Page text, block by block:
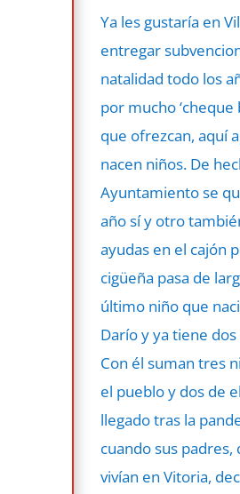
Ya les gustaría en
entregar
natalidad todo los
por mucho ‘cheque
que ofrezcan, aquí
nacen niños. De
Ayuntamiento se
año sí y otro
ayudas en el cajón
cigüeña pasa de
último niño que
Darío y ya tiene dos
Con él suman tres
el pueblo y dos de
llegado tras la
cuando sus padres,
vivían en Vitoria,